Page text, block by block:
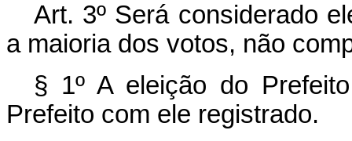
Art. 3º Será considerado
a maioria dos votos, não
§ 1º A eleição do
Prefeito com ele registrado.